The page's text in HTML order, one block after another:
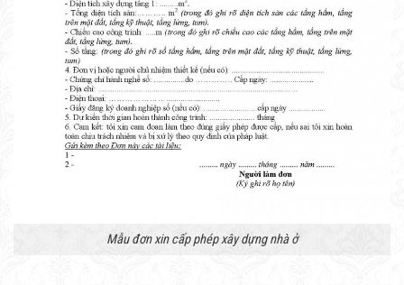
Mẫu đơn xin cấp phép xây dựng nhà ở